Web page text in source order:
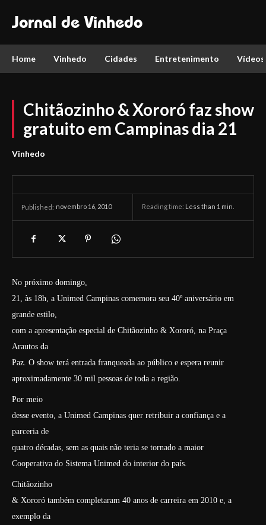
Jornal de Vinhedo
Home Vinhedo Cidades Entretenimento Vídeos
Chitãozinho & Xororó faz show
gratuito em Campinas dia 21
Vinhedo
Published: novembro 16, 2010 Reading time: Less than 1 min.
No próximo domingo,
21, às 18h, a Unimed Campinas comemora seu 40º aniversário em
grande estilo,
com a apresentação especial de Chitãozinho & Xororó, na Praça
Arautos da
Paz. O show terá entrada franqueada ao público e espera reunir
aproximadamente 30 mil pessoas de toda a região.
Por meio
desse evento, a Unimed Campinas quer retribuir a confiança e a
parceria de
quatro décadas, sem as quais não teria se tornado a maior
Cooperativa do Sistema Unimed do interior do país.
Chitãozinho
& Xororó também completaram 40 anos de carreira em 2010 e, a
exemplo da